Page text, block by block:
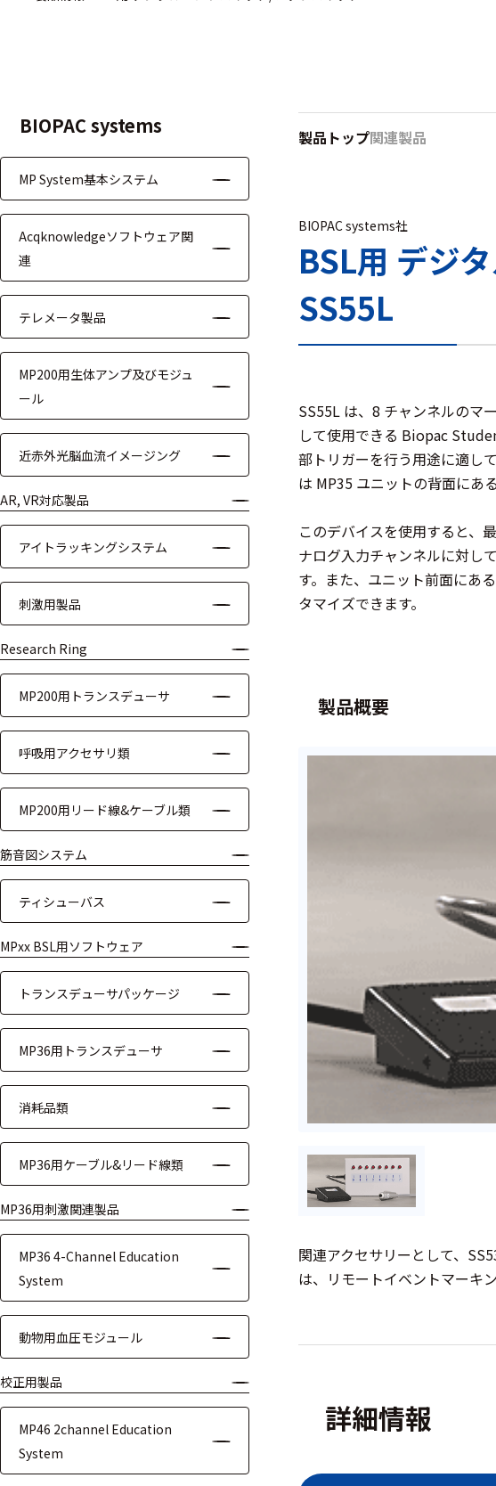
ワイヤレス・無
線対応
MRI対応
システム・周辺
構成
装置本体
デバイス
テム
トリガー
ケーブル
テレメー
タ
スイッチ
センサ・信号処
信号処理
モジュー
ル
フィルタ
ソフトウ
機器
BIOPAC systems
MP System基本システム
Acqknowledgeソフトウェア関
連
テレメータ製品
MP200用生体アンプ及びモジュ
ール
近赤外光脳血流イメージング
AR, VR対応製品
アイトラッキングシステム
刺激用製品
Research Ring
MP200用トランスデューサ
呼吸用アクセサリ類
MP200用リード線&ケーブル類
筋音図システム
ティシューバス
MPxx BSL用ソフトウェア
トランスデューサパッケージ
MP36用トランスデューサ
消耗品類
MP36用ケーブル&リード線類
MP36用刺激関連製品
MP36 4-Channel Education
System
動物用血圧モジュール
校正用製品
MP46 2channel Education
System
製品トップ関連製品
BIOPAC systems社
BSL用 デジ
SS55L
SS55L は、8 チャンネルのマ
して使用できる Biopac
部トリガーを行う用途に適し
は MP35 ユニットの背面にあ
このデバイスを使用すると、
ナログ入力チャンネルに対し
す。また、ユニット前面にあ
タマイズできます。
製品概要
関連アクセサリーとして、
は、リモートイベントマーキ
詳細情報